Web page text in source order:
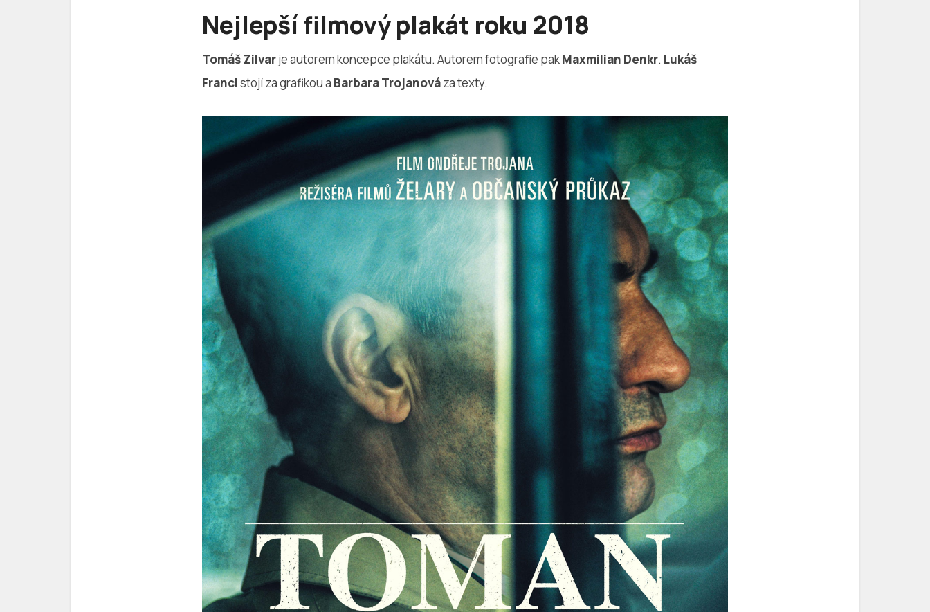
Nejlepší filmový plakát roku 2018
Tomáš Zilvarje autorem koncepce plakátu. Autorem fotografie pakMaxmilian Denkr. Lukáš
Franclstojí za grafikou a Barbara Trojanováza texty.